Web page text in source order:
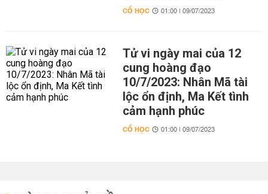
CỔ HỌC 01:00 | 09/07/2023
Tử vi ngày mai của 12
cung hoàng đạo
10/7/2023: Nhân Mã tài
lộc ổn định, Ma Kết tình
cảm hạnh phúc
CỔ HỌC 01:00 | 09/07/2023